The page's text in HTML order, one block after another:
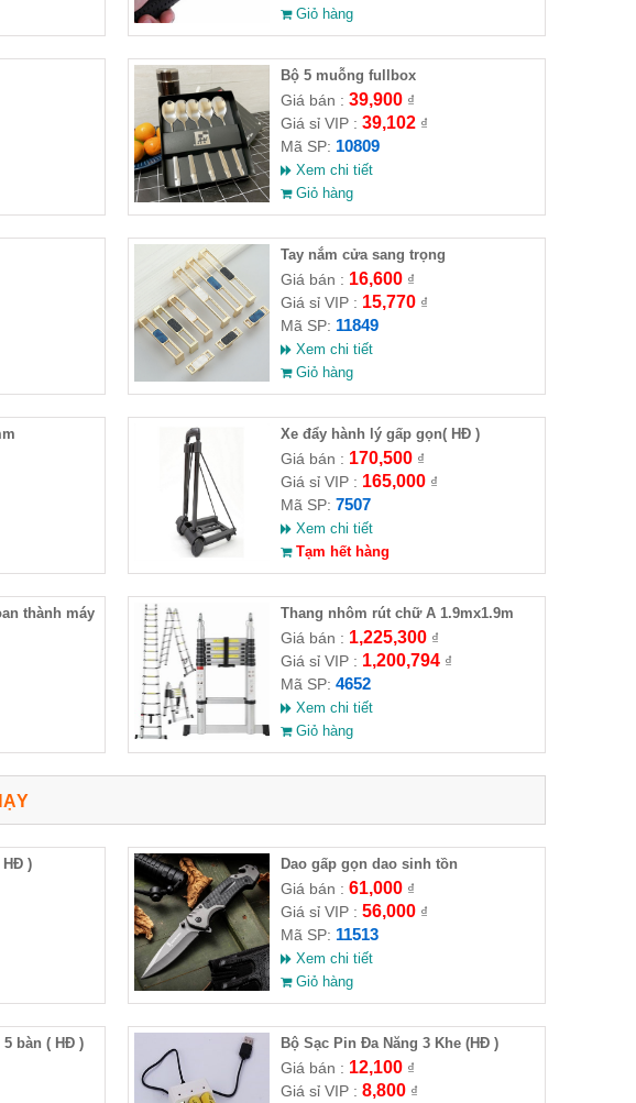
Giỏ hàng
Bộ 5 muỗng fullbox
Giá bán : 39,900₫
Giá sỉ VIP : 39,102₫
Mã SP: 10809
Xem chi tiết
Giỏ hàng
Tay nắm cửa sang trọng
Giá bán : 16,600₫
Giá sỉ VIP : 15,770₫
Mã SP: 11849
Xem chi tiết
Giỏ hàng
Xe đẩy hành lý gấp gọn( HĐ )
Giá bán : 170,500₫
Giá sỉ VIP : 165,000₫
Mã SP: 7507
Xem chi tiết
Tạm hết hàng
thành máy
Thang nhôm rút chữ A 1.9mx1.9m
Giá bán : 1,225,300₫
Giá sỉ VIP : 1,200,794₫
Mã SP: 4652
Xem chi tiết
Giỏ hàng
HĐ ) Dao gấp gọn dao sinh tồn
Giá bán : 61,000₫
Giá sỉ VIP : 56,000₫
Mã SP: 11513
Xem chi tiết
Giỏ hàng
bàn ( HĐ ) Bộ Sạc Pin Đa Năng 3 Khe (HĐ )
Giá bán : 12,100₫
Giá sỉ VIP : 8,800₫